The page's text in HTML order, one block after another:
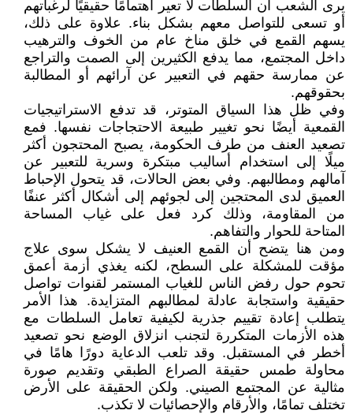
يرى الشعب أن السلطات لا تعير اهتمامًا حقيقيًا لرغباتهم
أو تسعى للتواصل معهم بشكل بناء. علاوة على ذلك،
يسهم القمع في خلق مناخ عام من الخوف والترهيب
داخل المجتمع، مما يدفع الكثيرين إلى الصمت والتراجع
عن ممارسة حقهم في التعبير عن آرائهم أو المطالبة
بحقوقهم.
وفي ظل هذا السياق المتوتر، قد تدفع الاستراتيجيات
القمعية أيضًا نحو تغيير طبيعة الاحتجاجات نفسها. فمع
تصعيد العنف من طرف الحكومة، يصبح المحتجون أكثر
ميلًا إلى استخدام أساليب مبتكرة وسرية للتعبير عن
آمالهم ومطالبهم. وفي بعض الحالات، قد يتحول الإحباط
العميق لدى المحتجين إلى لجوئهم إلى أشكال أكثر عنفًا
من المقاومة، وذلك كرد فعل على غياب المساحة
المتاحة للحوار والتفاهم.
ومن هنا يتضح أن القمع العنيف لا يشكل سوى علاج
مؤقت للمشكلة على السطح، لكنه يغذي أزمة أعمق
تحوم حول رفض الناس للغياب المستمر لقنوات تواصل
حقيقية واستجابة عادلة لمطالبهم المتزايدة. هذا الأمر
يتطلب إعادة تقييم جذرية لكيفية تعامل السلطات مع
هذه الأزمات المتكررة لتجنب انزلاق الوضع نحو تصعيد
أخطر في المستقبل. وقد تلعب الدعاية دورًا هامًا في
محاولة طمس حقيقة الصراع الطبقي وتقديم صورة
مثالية عن المجتمع الصيني. ولكن الحقيقة على الأرض
تختلف تمامًا، والأرقام والإحصائيات لا تكذب.